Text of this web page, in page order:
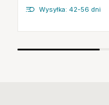
Wysyłka: 42-56 dni